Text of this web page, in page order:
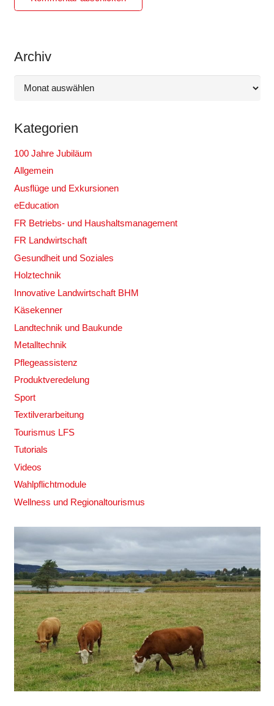
Archiv
Archiv
Kategorien
100 Jahre Jubiläum
Allgemein
Ausflüge und Exkursionen
eEducation
FR Betriebs- und Haushaltsmanagement
FR Landwirtschaft
Gesundheit und Soziales
Holztechnik
Innovative Landwirtschaft BHM
Käsekenner
Landtechnik und Baukunde
Metalltechnik
Pflegeassistenz
Produktveredelung
Sport
Textilverarbeitung
Tourismus LFS
Tutorials
Videos
Wahlpflichtmodule
Wellness und Regionaltourismus